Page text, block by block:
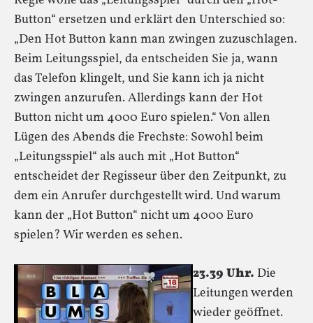
Button“ ersetzen und erklärt den Unterschied so:
„Den Hot Button kann man zwingen zuzuschlagen.
Beim Leitungsspiel, da entscheiden Sie ja, wann
das Telefon klingelt, und Sie kann ich ja nicht
zwingen anzurufen. Allerdings kann der Hot
Button nicht um 4000 Euro spielen.“ Von allen
Lügen des Abends die Frechste: Sowohl beim
„Leitungsspiel“ als auch mit „Hot Button“
entscheidet der Regisseur über den Zeitpunkt, zu
dem ein Anrufer durchgestellt wird. Und warum
kann der „Hot Button“ nicht um 4000 Euro
spielen? Wir werden es sehen.
23.39 Uhr. Die
Leitungen werden
wieder geöffnet.